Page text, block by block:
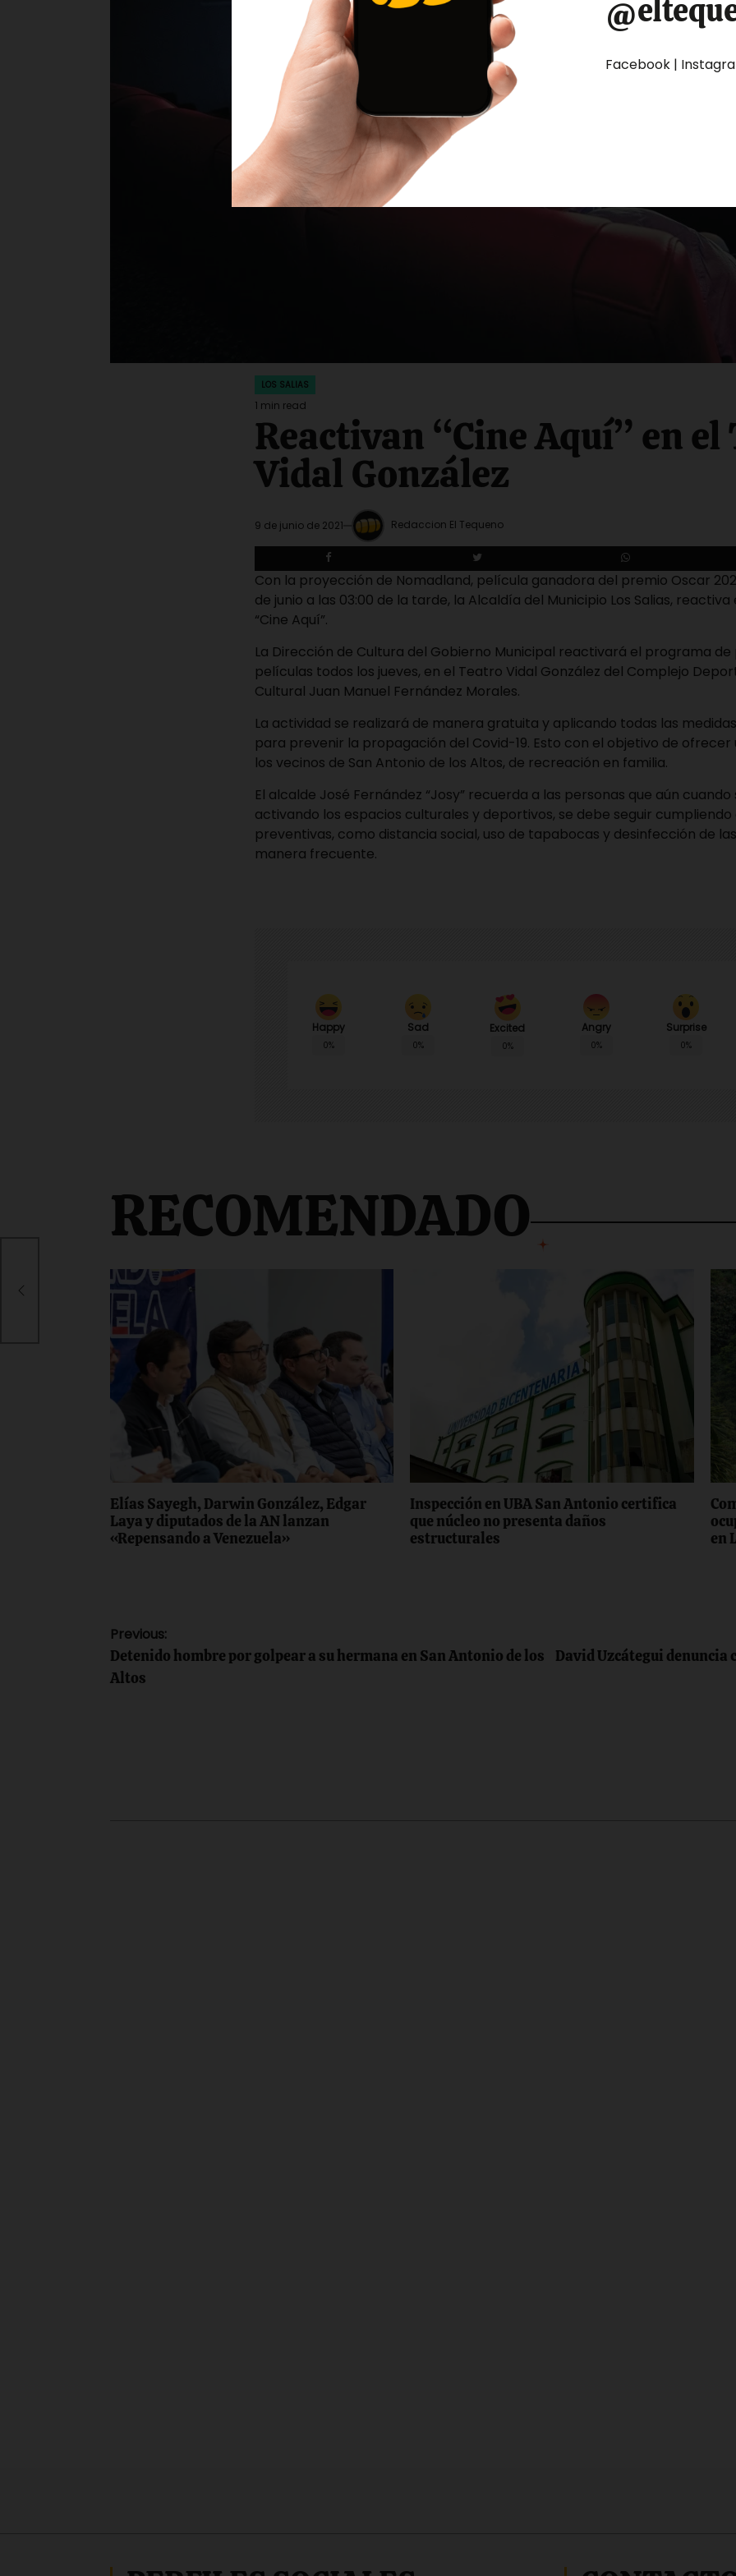
POSTED
IN
LOS SALIAS
Estimated
read
time
1 min read
Reactivan “Cine Aquí” en el
Vidal González
9 de junio de 2021 Redaccion El Tequeno
Con la proyección de Nomadland, película ganadora del premio Oscar
de junio a las 03:00 de la tarde, la Alcaldía del Municipio Los Salias,
“Cine Aquí”.
La Dirección de Cultura del Gobierno Municipal reactivará el programa
películas todos los jueves, en el Teatro Vidal González del Complejo
Cultural Juan Manuel Fernández Morales.
La actividad se realizará de manera gratuita y aplicando todas las
para prevenir la propagación del Covid-19. Esto con el objetivo de
los vecinos de San Antonio de los Altos, de recreación en familia.
El alcalde José Fernández “Josy” recuerda a las personas que aún cuando
activando los espacios culturales y deportivos, se debe seguir cumpliendo
preventivas, como distancia social, uso de tapabocas y desinfección de
manera frecuente.
Happy
0%
Sad
0%
Excited
0%
Angry
0%
Surprise
0%
RECOMENDADO
Elías Sayegh, Darwin González, Edgar
Laya y diputados de la AN lanzan
«Repensando a Venezuela»
Inspección en UBA San Antonio certifica
‎que núcleo no presenta daños
estructurales
en
Navegación
de
Previous:
Detenido hombre por golpear a su hermana en San Antonio de los
Altos
David Uzcátegui denuncia
Facebook |